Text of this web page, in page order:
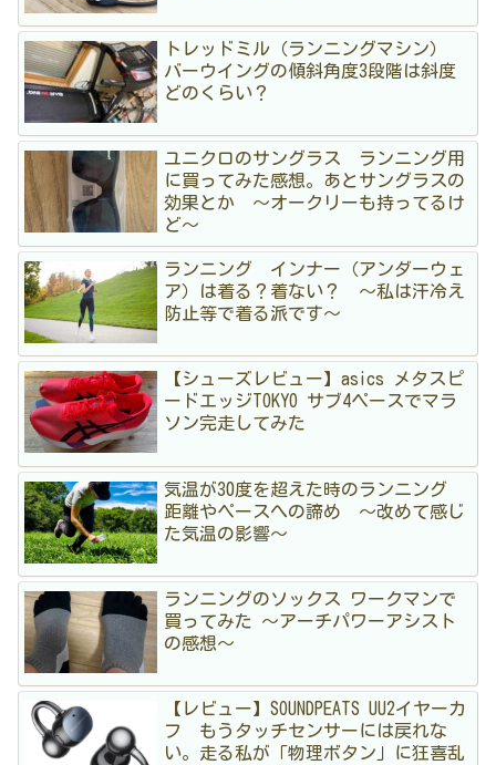
トレッドミル（ランニングマシン）
バーウイングの傾斜角度3段階は斜度
どのくらい？
ユニクロのサングラス ランニング用
に買ってみた感想。あとサングラスの
効果とか 〜オークリーも持ってるけ
ど〜
ランニング インナー（アンダーウェ
ア）は着る？着ない？ 〜私は汗冷え
防止等で着る派です〜
【シューズレビュー】asics メタスピ
ードエッジTOKYO サブ4ペースでマラ
ソン完走してみた
気温が30度を超えた時のランニング
距離やペースへの諦め 〜改めて感じ
た気温の影響〜
ランニングのソックス ワークマンで
買ってみた 〜アーチパワーアシスト
の感想〜
【レビュー】SOUNDPEATS UU2イヤーカ
フ もうタッチセンサーには戻れな
い。走る私が「物理ボタン」に狂喜乱